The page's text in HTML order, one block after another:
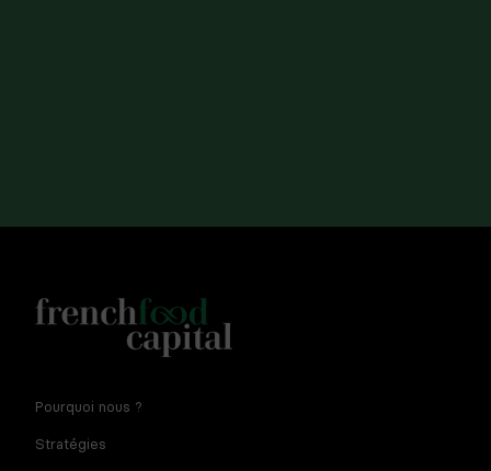
Pourquoi nous ?
Stratégies